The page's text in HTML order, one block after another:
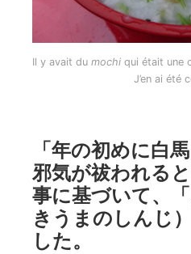
Il y avait du mochi qui était une
J’en ai été
「年の初めに白
邪気が祓われる
事に基づいて、
きうまのしんじ
した。